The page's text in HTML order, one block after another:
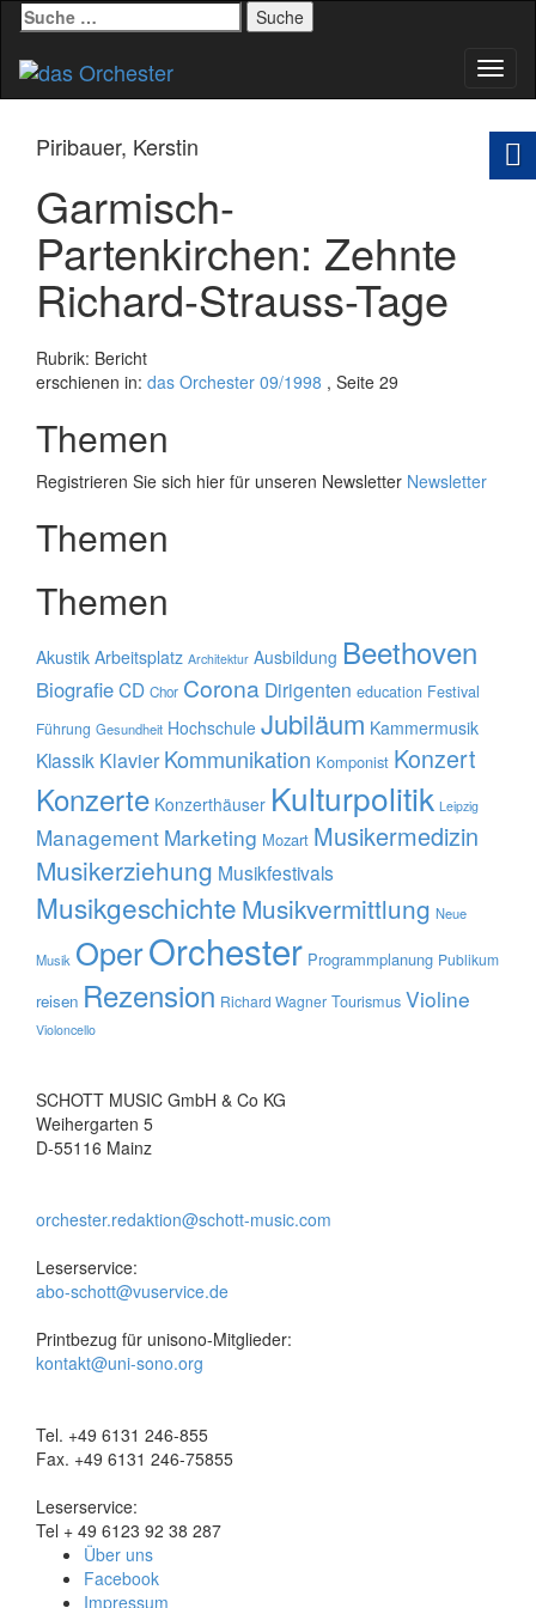
Suche
nach:
Piribauer, Kerstin
Garmisch-
Partenkirchen: Zehnte
Richard-Strauss-Tage
Rubrik: Bericht
erschienen in: das Orchester 09/1998 , Seite 29
Themen
Registrieren Sie sich hier für unseren Newsletter Newsletter
Themen
Themen
Akustik Arbeitsplatz Architektur Ausbildung Beethoven
BiografieCD Chor Corona Dirigenten education Festival
Führung Gesundheit Hochschule Jubiläum Kammermusik
Klassik Klavier Kommunikation Komponist Konzert
Konzerte Konzerthäuser Kulturpolitik Leipzig
Management Marketing Mozart Musikermedizin
Musikerziehung Musikfestivals
Musikgeschichte Musikvermittlung Neue
Musik OperOrchester Programmplanung Publikum
reisen Rezension Richard Wagner Tourismus Violine
Violoncello
SCHOTT MUSIC GmbH & Co KG
Weihergarten 5
D-55116 Mainz
orchester.redaktion@schott-music.com
Leserservice:
abo-schott@vuservice.de
Printbezug für unisono-Mitglieder:
kontakt@uni-sono.org
Tel. +49 6131 246-855
Fax. +49 6131 246-75855
Leserservice:
Tel + 49 6123 92 38 287
Über uns
Facebook
Impressum